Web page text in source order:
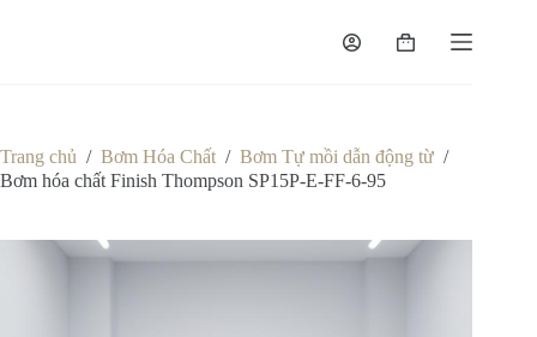
Giỏ
Trang chủ / Bơm Hóa Chất / Bơm Tự mồi dẫn động từ /
Bơm hóa chất Finish Thompson SP15P-E-FF-6-95